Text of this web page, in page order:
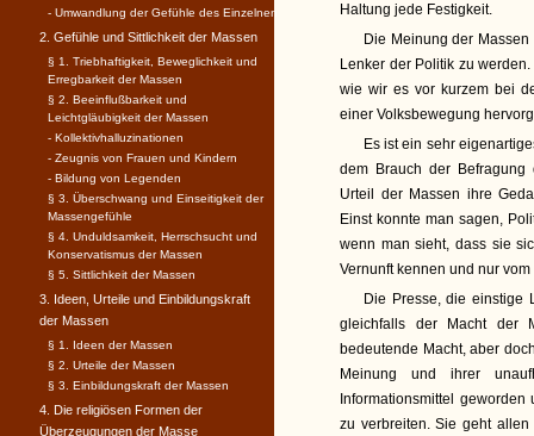
Haltung jede Festigkeit.
Die Meinung der
Lenker der Politik zu
wie wir es vor kurzem bei
einer Volksbewegung
Es ist ein sehr
dem Brauch der Befragung
Urteil der Massen ihre
Einst konnte man sagen,
wenn man sieht, dass sie
Vernunft kennen und nur
Die Presse, die einstige
gleichfalls der Macht der
bedeutende Macht, aber
Meinung und ihrer
Informationsmittel
zu verbreiten. Sie geht
- Umwandlung der Gefühle des Einzelnen
2. Gefühle und Sittlichkeit der Massen
§ 1. Triebhaftigkeit, Beweglichkeit und
Erregbarkeit der Massen
§ 2. Beeinflußbarkeit und
Leichtgläubigkeit der Massen
- Kollektivhalluzinationen
- Zeugnis von Frauen und Kindern
- Bildung von Legenden
§ 3. Überschwang und Einseitigkeit der
Massengefühle
§ 4. Unduldsamkeit, Herrschsucht und
Konservatismus der Massen
§ 5. Sittlichkeit der Massen
3. Ideen, Urteile und Einbildungskraft
der Massen
§ 1. Ideen der Massen
§ 2. Urteile der Massen
§ 3. Einbildungskraft der Massen
4. Die religiösen Formen der
Überzeugungen der Masse